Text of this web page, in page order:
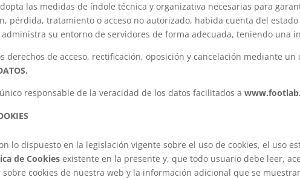
las medidas de índole técnica y organizativa necesarias para
pérdida, tratamiento o acceso no autorizado, habida cuenta del
administra su entorno de servidores de forma adecuada, teniendo
derechos de acceso, rectificación, oposición y cancelación mediante un
responsable de la veracidad de los datos facilitados a
lo dispuesto en la legislación vigente sobre el uso de cookies, el uso
de Cookies existente en la presente y, que todo usuario debe leer,
cookies de nuestra web y la información adicional que se